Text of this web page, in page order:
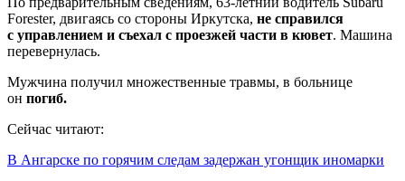
Forester, двигаясь со стороны Иркутска, не справился
с управлением и съехал с проезжей части в кювет. Машина
перевернулась.
Мужчина получил множественные травмы, в больнице
он погиб.
Сейчас читают:
В Ангарске по горячим следам задержан угонщик иномарки